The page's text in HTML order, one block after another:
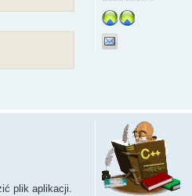
plik aplikacji.